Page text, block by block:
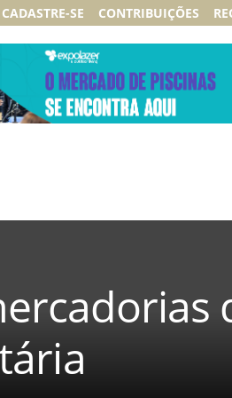
CADASTRE-SE CONTRIBUIÇÕES